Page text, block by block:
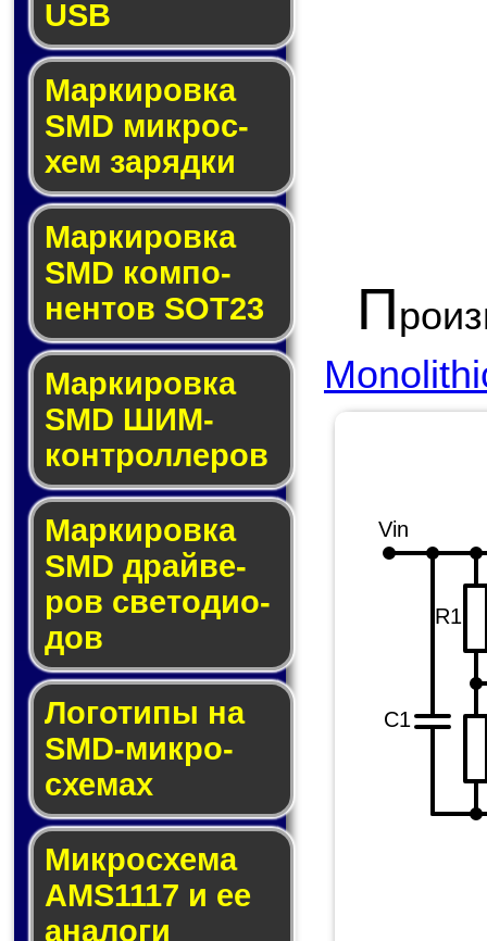
USB
Маркировка
SMD мик­рос­
хем за­ряд­ки
Маркировка
SMD ком­по­
нен­тов SOT23
Маркировка
SMD ШИМ-
кон­трол­ле­ров
Маркировка
SMD драй­ве­
ров све­то­ди­о­
дов
Логотипы на
SMD-мик­ро­
схе­мах
Микросхема
AMS1117 и ее
ана­ло­ги
П
C1
Vin
R1